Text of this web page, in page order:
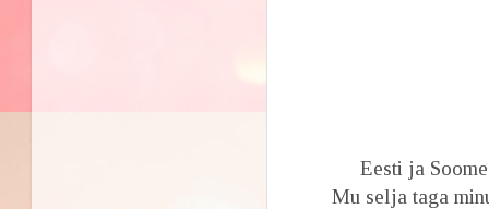
Eesti ja
Mu selja taga